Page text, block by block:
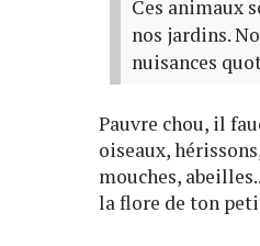
Ces animaux
nos jardins.
nuisances
Pauvre chou, il
oiseaux,
mouches,
la flore de ton